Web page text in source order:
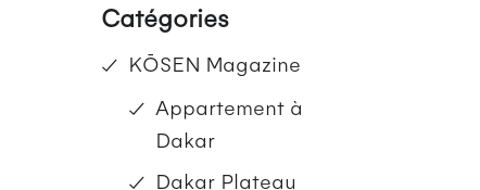
Catégories
KŌSEN Magazine
Appartement à
Dakar
Dakar Plateau